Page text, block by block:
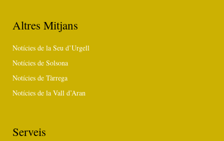
Altres Mitjans
Notícies de la Seu d’Urgell
Notícies de Solsona
Notícies de Tàrrega
Notícies de la Vall d’Aran
Serveis